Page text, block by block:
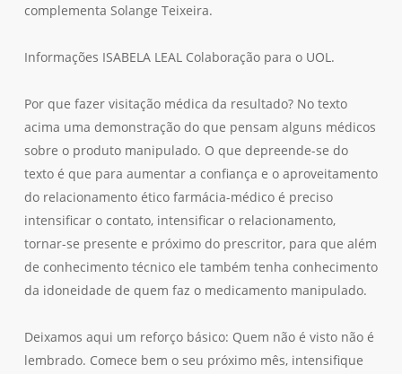
complementa Solange Teixeira.
Informações ISABELA LEAL Colaboração para o UOL.
Por que fazer visitação médica da resultado? No texto
acima uma demonstração do que pensam alguns médicos
sobre o produto manipulado. O que depreende-se do
texto é que para aumentar a confiança e o aproveitamento
do relacionamento ético farmácia-médico é preciso
intensificar o contato, intensificar o relacionamento,
tornar-se presente e próximo do prescritor, para que além
de conhecimento técnico ele também tenha conhecimento
da idoneidade de quem faz o medicamento manipulado.
Deixamos aqui um reforço básico: Quem não é visto não é
lembrado. Comece bem o seu próximo mês, intensifique